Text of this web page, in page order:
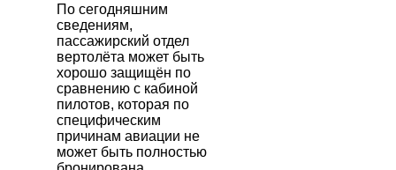
По сегодняшним
сведениям,
пассажирский отдел
вертолёта может быть
хорошо защищён по
сравнению с кабиной
пилотов, которая по
специфическим
причинам авиации не
может быть полностью